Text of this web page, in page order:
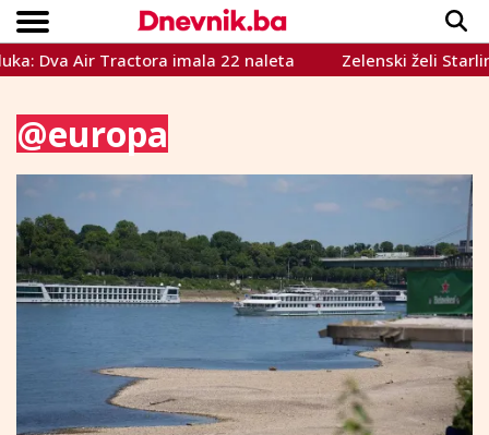
VIJESTI
SPORT
INTERVIEW
TEME
CRNA KRONIKA
LIFESTYLE
Copyright © Dnevnik.ba 2023.
imala 22 naleta Zelenski želi Starlink za udare
@europa